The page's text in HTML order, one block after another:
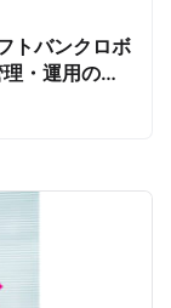
トバンクロボ
・運用の強